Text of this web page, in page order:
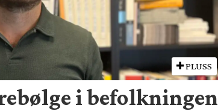
PLUSS
i befolkningen